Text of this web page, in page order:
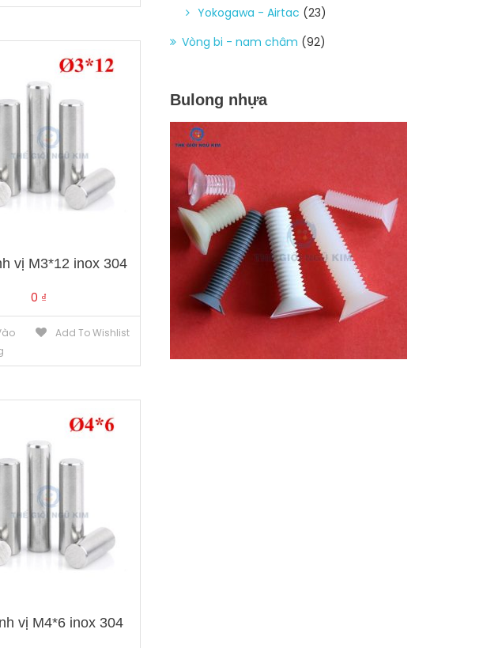
vị M3*12 inox 304
0 ₫
Add To Wishlist
vị M4*6 inox 304
Yokogawa - Airtac (23)
Vòng bi - nam châm (92)
Bulong nhựa